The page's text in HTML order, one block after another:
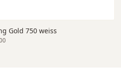
Gold 750 weiss